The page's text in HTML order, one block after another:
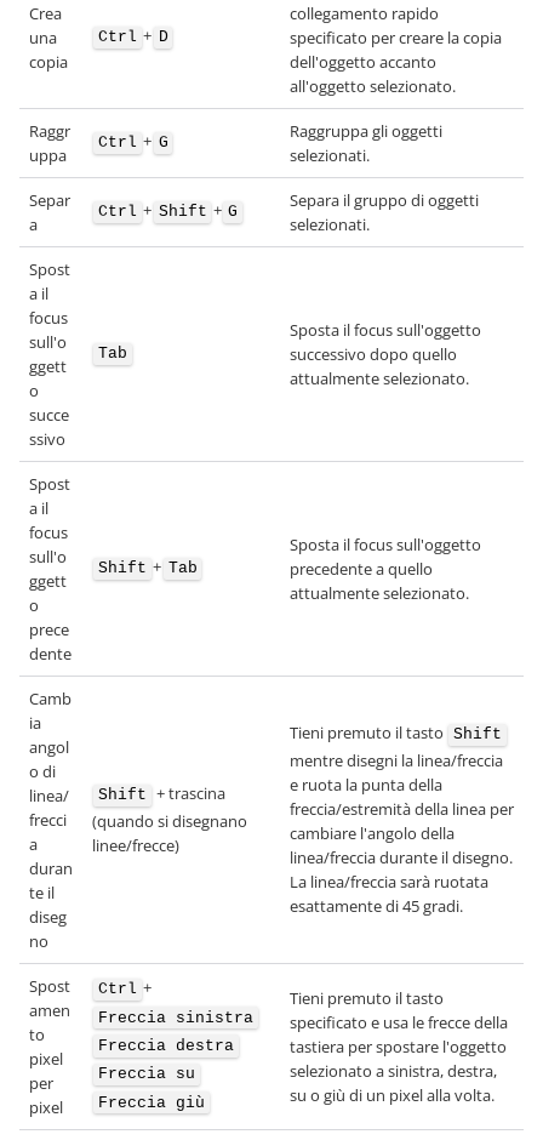
Crea
una
copia
Ctrl + D
collegamento rapido
specificato per creare la copia
dell'oggetto accanto
all'oggetto selezionato.
Raggr
uppa
Ctrl + G
Raggruppa gli oggetti
selezionati.
Separ
a
Ctrl + Shift + G
Separa il gruppo di oggetti
selezionati.
Spost
a il
focus
sull'o
ggett
o
succe
ssivo
Tab
Sposta il focus sull'oggetto
successivo dopo quello
attualmente selezionato.
Spost
a il
focus
sull'o
ggett
o
prece
dente
Shift + Tab
Sposta il focus sull'oggetto
precedente a quello
attualmente selezionato.
Camb
ia
angol
o di
linea/
frecci
a
duran
te il
diseg
no
Shift + trascina
(quando si disegnano
linee/frecce)
Tieni premuto il tasto Shift
mentre disegni la linea/freccia
e ruota la punta della
freccia/estremità della linea per
cambiare l'angolo della
linea/freccia durante il disegno.
La linea/freccia sarà ruotata
esattamente di 45 gradi.
Spost
amen
to
pixel
per
pixel
Ctrl +
Freccia sinistra
Freccia destra
Freccia su
Freccia giù
Tieni premuto il tasto
specificato e usa le frecce della
tastiera per spostare l'oggetto
selezionato a sinistra, destra,
su o giù di un pixel alla volta.